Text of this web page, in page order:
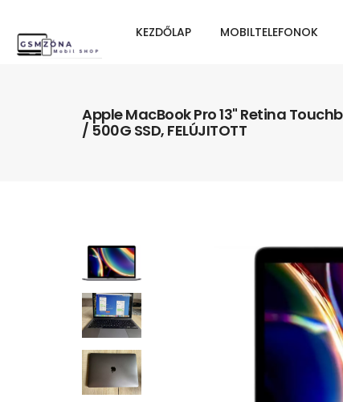
KEZDŐLAP MOBILTELEFONOK
Apple MacBook Pro 13" Retina
/ 500G SSD, FELÚJITOTT